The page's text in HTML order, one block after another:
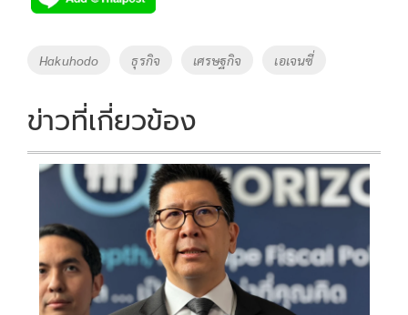
b
o
k
er y
Li
k
Tags
Hakuhodo ธุรกิจ เศรษฐกิจ เอเจนซี่
ข่าวที่เกี่ยวข้อง